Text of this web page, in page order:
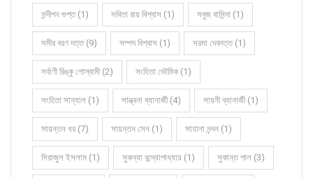
সন্দীপন গুপ্ত (1) সবিতা রায় বিশ্বাস (1) সবুজ বাসিন্দা (1)
সমীর বরণ দত্ত (9) সম্পদ বিশ্বাস (1) সরমা দেবদত্ত (1)
সর্বাণী রিঙ্কু গোস্বামী (2) সংহিতা ভৌমিক (1)
সংহিতা সান্যাল (1) সান্ত্বনা ব্যানার্জী (4) সায়নী ব্যানার্জী (1)
সায়ন্তন ধর (7) সায়ন্তন সেন (1) সাহানা নন্দন (1)
সিরাজুল ইসলাম (1) সুকন্যা বন্দ্যোপাধ্যায় (1) সুকান্ত পাল (3)